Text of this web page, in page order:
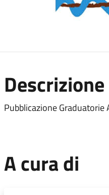
Descrizione
Pubblicazione Graduatorie
A cura di